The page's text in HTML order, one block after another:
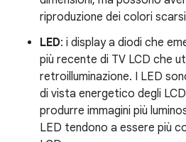
riproduzione dei colori
LED: i display a diodi che
più recente di TV LCD che
retroilluminazione. I LED
di vista energetico degli
produrre immagini più
LED tendono a essere più